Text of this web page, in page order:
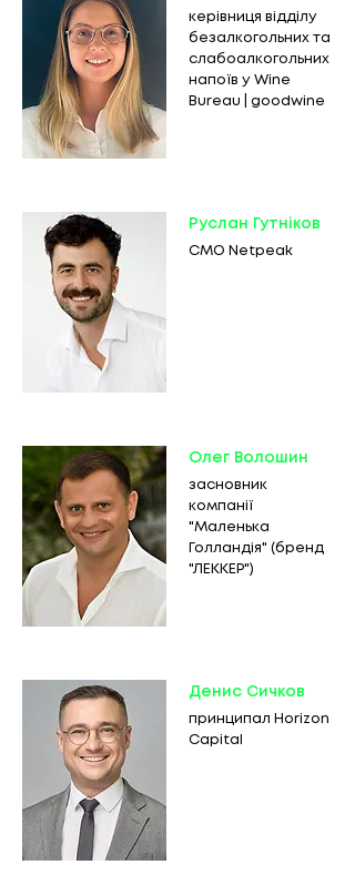
керівниця відділу
безалкогольних та
слабоалкогольних
напоїв у Wine
Bureau | goodwine
Руслан Гутніков
СMO Netpeak
Олег Волошин
засновник
компанії
"Маленька
Голландія" (бренд
"ЛЕККЕР")
Денис Сичков
принципал Horizon
Capital